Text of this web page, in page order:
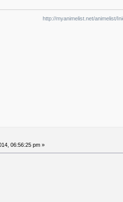
http://myanimelist.net/animelist/
06:56:25 pm »